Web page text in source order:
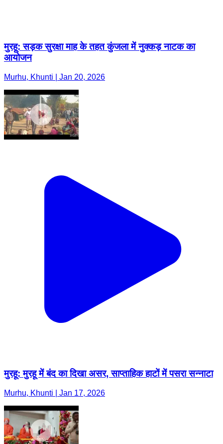
मुरहू: सड़क सुरक्षा माह के तहत कुंजला में नुक्कड़ नाटक का
आयोजन
Murhu, Khunti | Jan 20, 2026
मुरहू: मुरहू में बंद का दिखा असर, साप्ताहिक हाटों में पसरा सन्नाटा
Murhu, Khunti | Jan 17, 2026